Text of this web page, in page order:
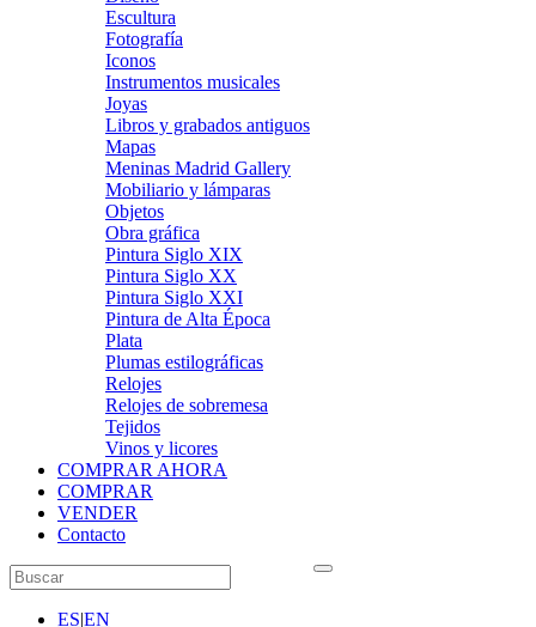
Escultura
Fotografía
Iconos
Instrumentos musicales
Joyas
Libros y grabados antiguos
Mapas
Meninas Madrid Gallery
Mobiliario y lámparas
Objetos
Obra gráfica
Pintura Siglo XIX
Pintura Siglo XX
Pintura Siglo XXI
Pintura de Alta Época
Plata
Plumas estilográficas
Relojes
Relojes de sobremesa
Tejidos
Vinos y licores
COMPRAR AHORA
COMPRAR
VENDER
Contacto
ES|EN